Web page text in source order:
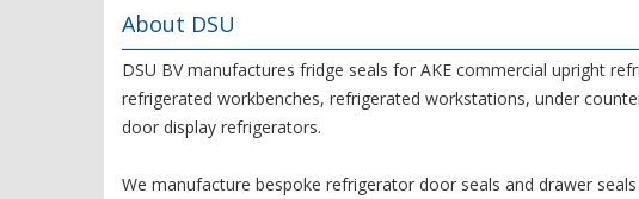
About DSU
DSU BV manufactures fridge seals for AKE commercial upright
refrigerated workbenches, refrigerated workstations, under
door display refrigerators.
We manufacture bespoke refrigerator door seals and drawer